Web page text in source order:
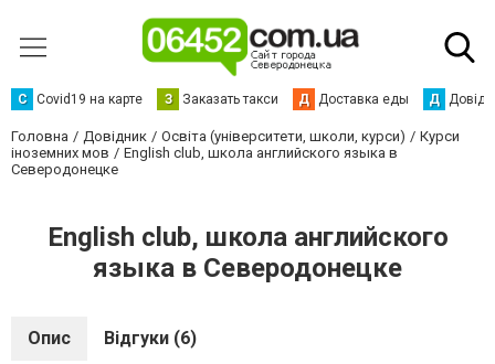
С Сovid19 на карте З Заказать такси Д Доставка еды Д
Головна Довідник Освіта (університети, школи, курси)
Курси
іноземних мов
English club, школа английского языка в
Северодонецке
English club, школа английского
языка в Северодонецке
Опис Відгуки (6)